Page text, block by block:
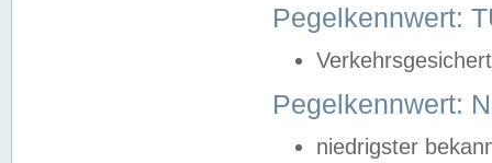
Pegelkennwert:
Pegelkennwert:
niedrigster